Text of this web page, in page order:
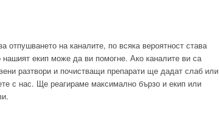
отпушването на каналите, по всяка вероятност става
екип може да ви помогне. Ако каналите ви са
разтвори и почистващи препарати ще дадат слаб или
с нас. Ще реагираме максимално бързо и екип или